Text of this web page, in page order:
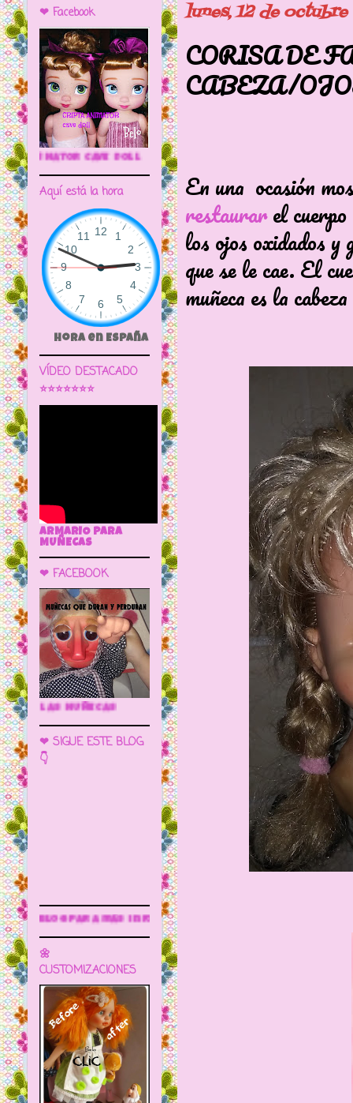
lunes, 12 de
CORISA DE
CABEZA/
En una ocasión
restaurarel cuerpo
los ojos oxidados y
que se le cae. El
muñeca es la
❤ Facebook
🌼CRIPTA ANIMATOR CAVE DOLL
Aquí está la hora
Hora en España
VÍDEO DESTACADO
⭐⭐⭐⭐⭐⭐⭐
ARMARIO PARA
MUÑECAS
❤ FACEBOOK
🌼 LA CUEVA DE LAS MUÑECAS
❤ SIGUE ESTE BLOG
👇
información
🌼
CUSTOMIZACIONES